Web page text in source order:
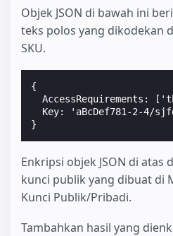
Objek JSON di bawah ini
teks polos yang dikodekan
SKU.
{
AccessRequirements:
Key: 'aBcDef781-2-4/
}
Enkripsi objek JSON di atas
kunci publik yang dibuat di
Kunci Publik/Pribadi.
Tambahkan hasil yang